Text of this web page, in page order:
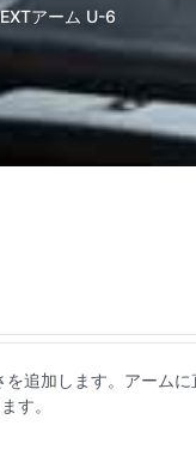
アーム U-6
追加します。アーム
す。